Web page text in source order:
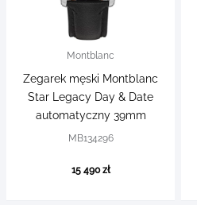
Montblanc
Zegarek męski Montblanc
Star Legacy Day & Date
automatyczny 39mm
MB134296
15 490 zł